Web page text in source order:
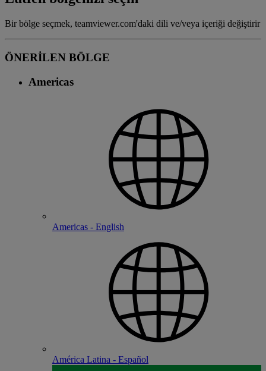
Bir bölge seçmek, teamviewer.com'daki dili ve/veya içeriği değiştirir
ÖNERİLEN BÖLGE
Americas
Americas - English
América Latina - Español